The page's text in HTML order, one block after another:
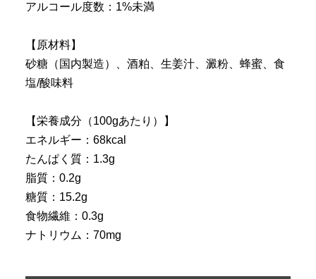
アルコール度数：1%未満
【原材料】
砂糖（国内製造）、酒粕、生姜汁、澱粉、蜂蜜、食
塩/酸味料
【栄養成分（100gあたり）】
エネルギー：68kcal
たんぱく質：1.3g
脂質：0.2g
糖質：15.2g
食物繊維：0.3g
ナトリウム：70mg